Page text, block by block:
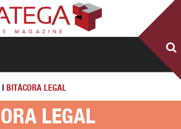
| BITÁCORA LEGAL
LEGAL